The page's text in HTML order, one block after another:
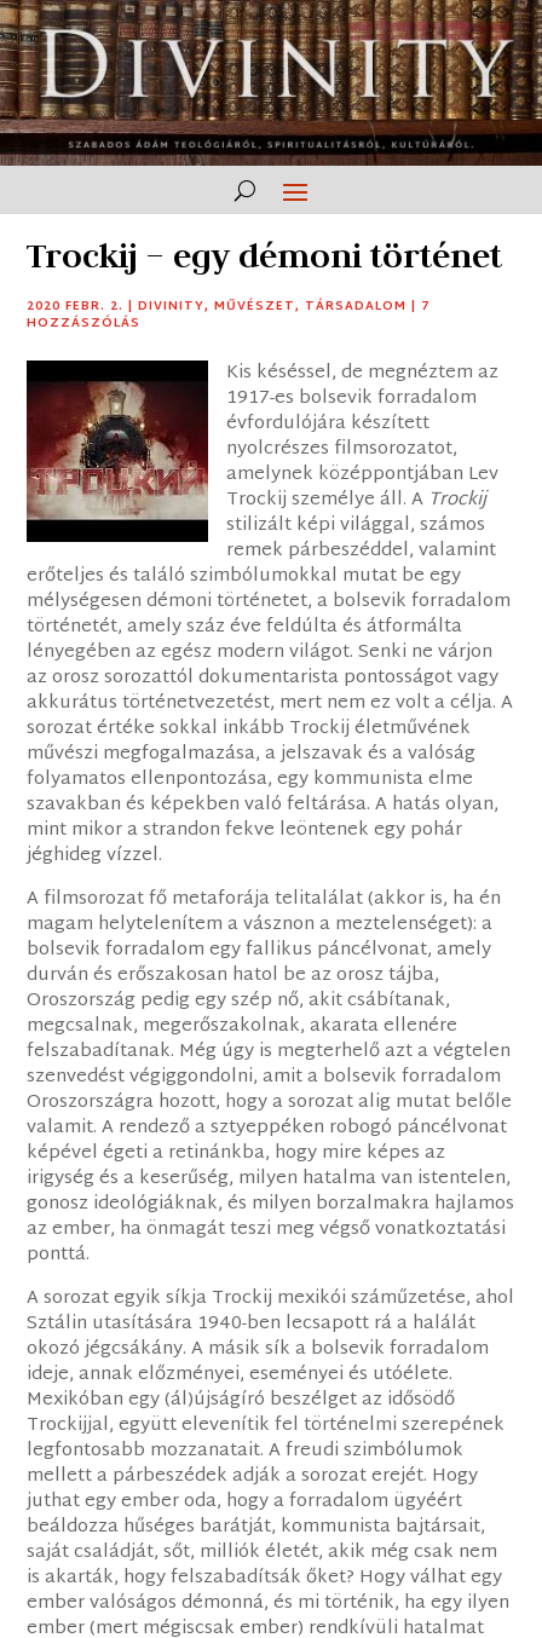
Trockij – egy démoni történet
2020 FEBR. 2. |DIVINITY,MŰVÉSZET, TÁRSADALOM | 7
HOZZÁSZÓLÁS
Kis késéssel, de megnéztem az
1917-es bolsevik forradalom
évfordulójára készített
nyolcrészes filmsorozatot,
amelynek középpontjában Lev
Trockij személye áll. A Trockij
stilizált képi világgal, számos
remek párbeszéddel, valamint
erőteljes és találó szimbólumokkal mutat be egy
mélységesen démoni történetet, a bolsevik forradalom
történetét, amely száz éve feldúlta és átformálta
lényegében az egész modern világot. Senki ne várjon
az orosz sorozattól dokumentarista pontosságot vagy
akkurátus történetvezetést, mert nem ez volt a célja. A
sorozat értéke sokkal inkább Trockij életművének
művészi megfogalmazása, a jelszavak és a valóság
folyamatos ellenpontozása, egy kommunista elme
szavakban és képekben való feltárása. A hatás olyan,
mint mikor a strandon fekve leöntenek egy pohár
jéghideg vízzel.
A filmsorozat fő metaforája telitalálat (akkor is, ha én
magam helytelenítem a vásznon a meztelenséget): a
bolsevik forradalom egy fallikus páncélvonat, amely
durván és erőszakosan hatol be az orosz tájba,
Oroszország pedig egy szép nő, akit csábítanak,
megcsalnak, megerőszakolnak, akarata ellenére
felszabadítanak. Még úgy is megterhelő azt a végtelen
szenvedést végiggondolni, amit a bolsevik forradalom
Oroszországra hozott, hogy a sorozat alig mutat belőle
valamit. A rendező a sztyeppéken robogó páncélvonat
képével égeti a retinánkba, hogy mire képes az
irigység és a keserűség, milyen hatalma van istentelen,
gonosz ideológiáknak, és milyen borzalmakra hajlamos
az ember, ha önmagát teszi meg végső vonatkoztatási
ponttá.
A sorozat egyik síkja Trockij mexikói száműzetése, ahol
Sztálin utasítására 1940-ben lecsapott rá a halálát
okozó jégcsákány. A másik sík a bolsevik forradalom
ideje, annak előzményei, eseményei és utóélete.
Mexikóban egy (ál)újságíró beszélget az idősödő
Trockijjal, együtt elevenítik fel történelmi szerepének
legfontosabb mozzanatait. A freudi szimbólumok
mellett a párbeszédek adják a sorozat erejét. Hogy
juthat egy ember oda, hogy a forradalom ügyéért
beáldozza hűséges barátját, kommunista bajtársait,
saját családját, sőt, milliók életét, akik még csak nem
is akarták, hogy felszabadítsák őket? Hogy válhat egy
ember valóságos démonná, és mi történik, ha egy ilyen
ember (mert mégiscsak ember) rendkívüli hatalmat